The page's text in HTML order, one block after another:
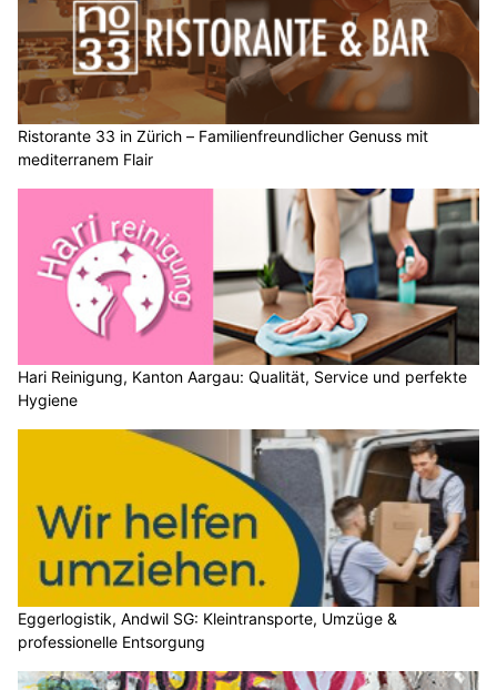
Ristorante 33 in Zürich – Familienfreundlicher Genuss mit
mediterranem Flair
Hari Reinigung, Kanton Aargau: Qualität, Service und perfekte
Hygiene
Eggerlogistik, Andwil SG: Kleintransporte, Umzüge &
professionelle Entsorgung